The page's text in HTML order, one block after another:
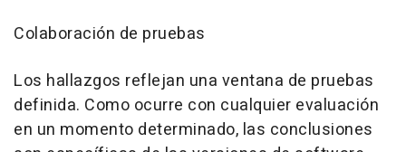
Colaboración de pruebas
Los hallazgos reflejan una ventana de pruebas
definida. Como ocurre con cualquier evaluación
en un momento determinado, las conclusiones